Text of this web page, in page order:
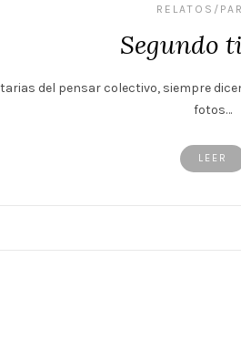
RELATOS/
Segundo
del pensar colectivo, siempre
fotos…
LEER